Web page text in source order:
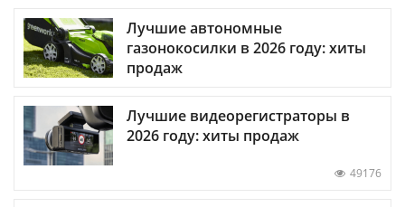
Лучшие автономные
газонокосилки в 2026 году: хиты
продаж
Лучшие видеорегистраторы в
2026 году: хиты продаж
49176